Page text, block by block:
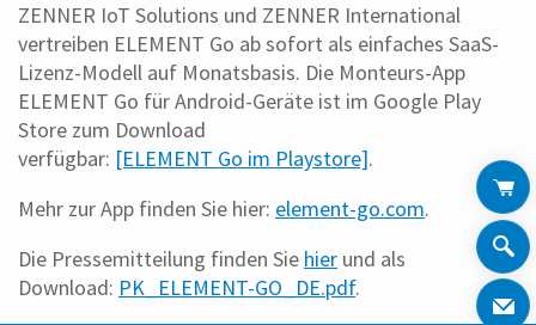
ZENNER IoT Solutions und ZENNER International
vertreiben ELEMENT Go ab sofort als einfaches SaaS-
Lizenz-Modell auf Monatsbasis. Die Monteurs-App
ELEMENT Go für Android-Geräte ist im Google Play
Store zum Download
verfügbar: [ELEMENT Go im Playstore].
Mehr zur App finden Sie hier: element-go.com.
Die Pressemitteilung finden Sie hier und als
Download: PK_ELEMENT-GO_DE.pdf.